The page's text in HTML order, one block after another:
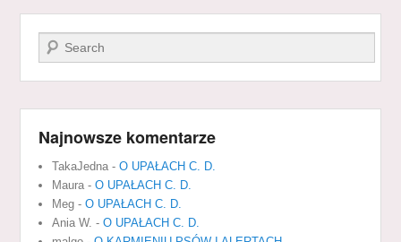
Szukaj
Najnowsze komentarze
TakaJedna -O UPAŁACH C. D.
Maura -O UPAŁACH C. D.
Meg -O UPAŁACH C. D.
Ania W. -O UPAŁACH C. D.